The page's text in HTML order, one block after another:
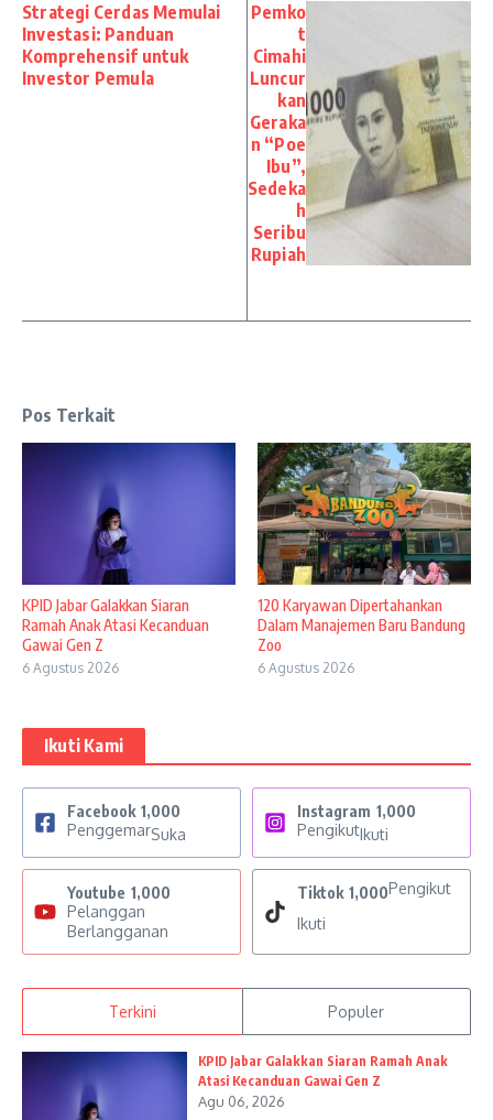
Strategi Cerdas Memulai
Investasi: Panduan
Komprehensif untuk
Investor Pemula
Pemko
t
Cimahi
Luncur
kan
Geraka
n “Poe
Ibu”,
Sedeka
h
Seribu
Rupiah
Pos Terkait
KPID Jabar Galakkan Siaran
Ramah Anak Atasi Kecanduan
Gawai Gen Z
6 Agustus 2026
120 Karyawan Dipertahankan
Dalam Manajemen Baru Bandung
Zoo
6 Agustus 2026
Ikuti Kami
Facebook 1,000
PenggemarSuka
Instagram 1,000
PengikutIkuti
Youtube 1,000
Pelanggan
Berlangganan
Tiktok 1,000Pengikut
Ikuti
Terkini Populer
KPID Jabar Galakkan Siaran Ramah Anak
Atasi Kecanduan Gawai Gen Z
Agu 06, 2026